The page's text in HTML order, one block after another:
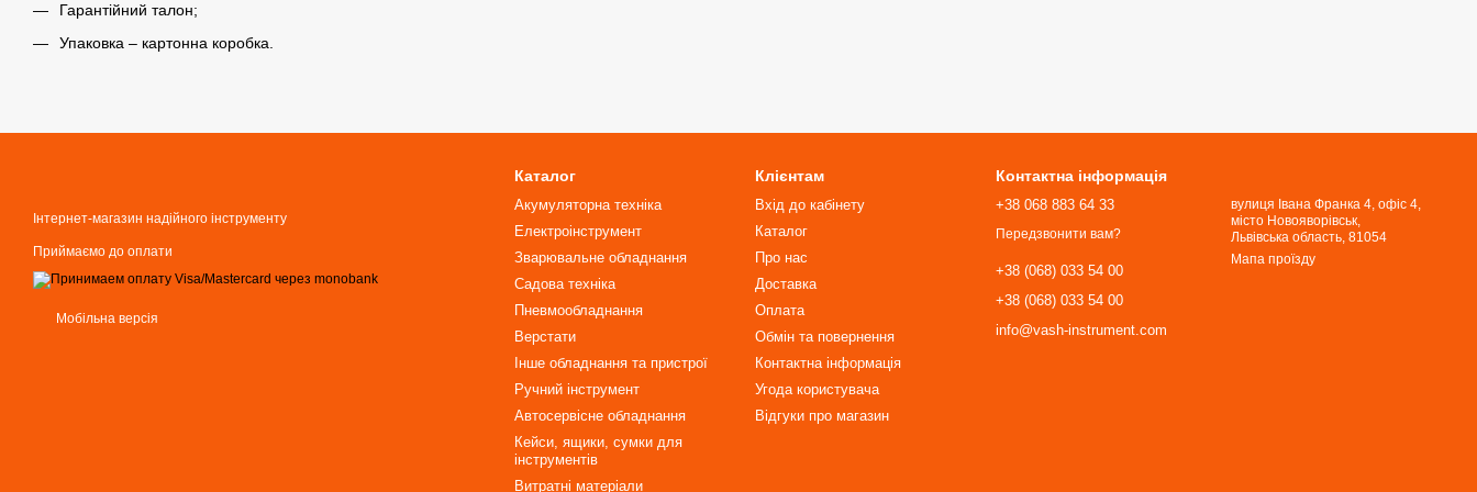
Гарантійний талон;
Упаковка – картонна коробка.
Інтернет-магазин надійного інструменту
Приймаємо до оплати
Мобільна версія
Каталог
Акумуляторна техніка
Електроінструмент
Зварювальне обладнання
Садова техніка
Пневмообладнання
Верстати
Інше обладнання та пристрої
Ручний інструмент
Автосервісне обладнання
Кейси, ящики, сумки для
інструментів
Витратні матеріали
Клієнтам
Вхід до кабінету
Каталог
Про нас
Доставка
Оплата
Обмін та повернення
Контактна інформація
Угода користувача
Відгуки про магазин
Контактна інформація
+38 068 883 64 33
Передзвонити вам?
+38 (068) 033 54 00
+38 (068) 033 54 00
info@vash-instrument.com
вулиця Івана Франка 4, офіс 4,
місто Новояворівськ,
Львівська область, 81054​​​​​​​
Мапа проїзду